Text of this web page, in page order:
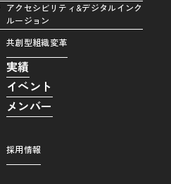
アクセシビリティ&デジタルインク
ルージョン
共創型組織変革
実績
イベント
メンバー
採用情報